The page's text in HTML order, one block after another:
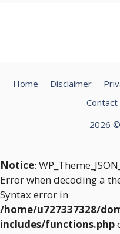
Home Disclaimer
Contact
2026
Notice:
Error when decoding a
Syntax error in
/home/u727337328/
includes/functions.php